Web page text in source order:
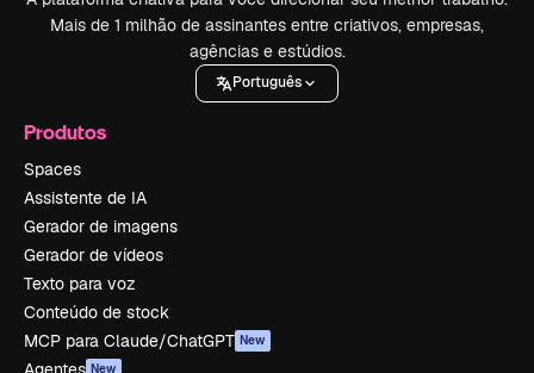
Mais de 1 milhão de assinantes entre criativos, empresas,
agências e estúdios.
Português
Produtos
Spaces
Assistente de IA
Gerador de imagens
Gerador de vídeos
Texto para voz
Conteúdo de stock
MCP para Claude/ChatGPT New
New